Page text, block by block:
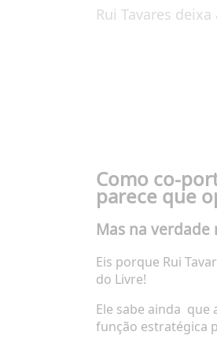
Rui Tavares
Como co-
parece que
Mas na
Eis porque Rui
do Livre!
Ele sabe ainda que
função estratégica